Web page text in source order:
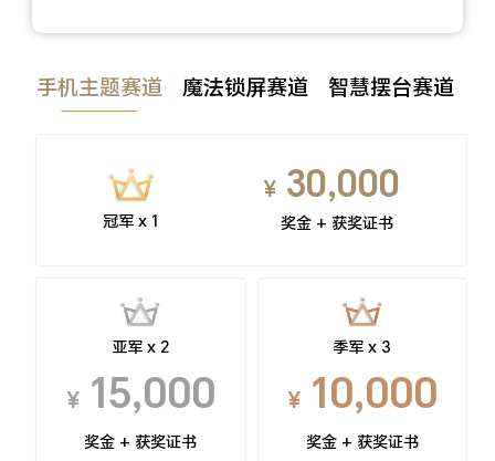
手机主题赛道 魔法锁屏赛道 智慧摆台赛道
亚军 x 2
¥15,000
奖金 + 获奖证书
冠军 x 1
¥ 30,000
奖金 + 获奖证书
季军 x 3
¥10,000
奖金 + 获奖证书